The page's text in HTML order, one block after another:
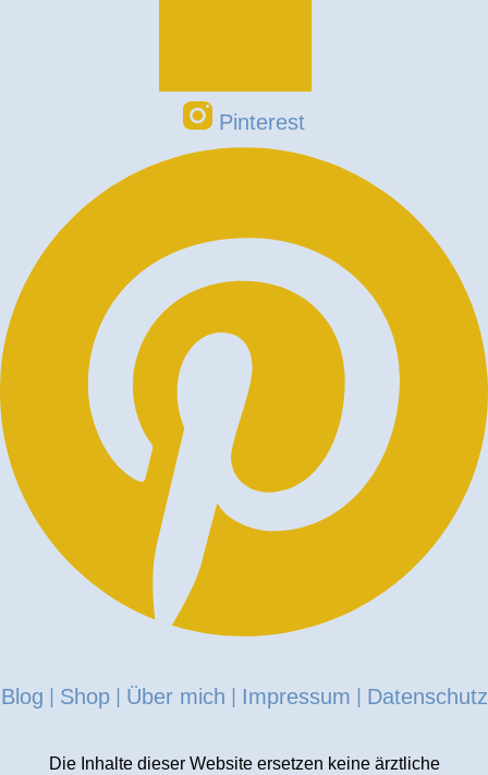
Pinterest
Blog Shop| Über mich Impressum Datenschutz
Die Inhalte dieser Website ersetzen keine ärztliche